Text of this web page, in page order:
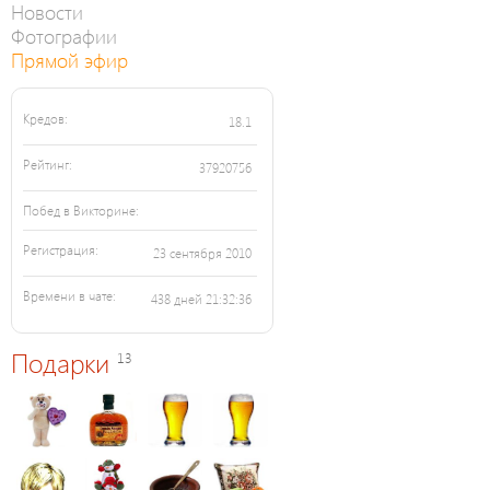
Новости
Фотографии
Прямой эфир
Кредов: 18.1
Рейтинг: 37920756
Побед в Викторине:
Регистрация: 23 сентября 2010
Времени в чате: 438 дней 21:32:36
Подарки 13